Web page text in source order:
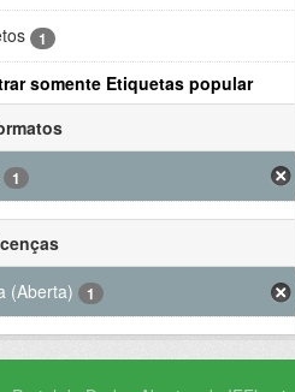
1
somente Etiquetas popular
1
(Aberta)
1